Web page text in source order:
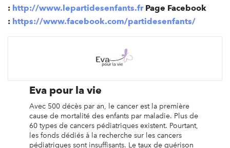
: http://www.lepartidesenfants.fr Page Facebook
: https://www.facebook.com/partidesenfants/
Eva pour la vie
Avec 500 décès par an, le cancer est la première
cause de mortalité des enfants par maladie. Plus de
60 types de cancers pédiatriques existent. Pourtant,
les fonds dédiés à la recherche sur les cancers
pédiatriques sont insuffisants. Le taux de guérison